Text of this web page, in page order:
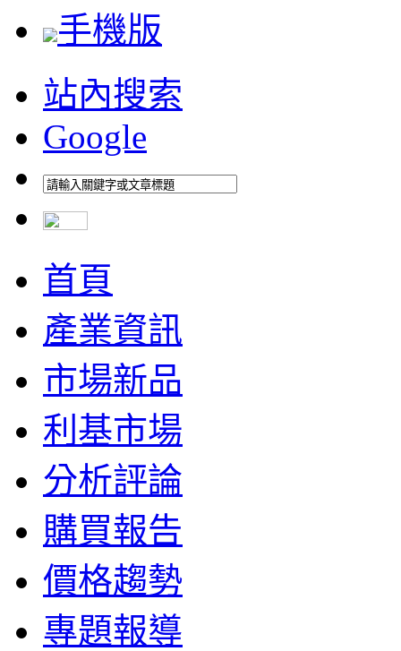
手機版
站內搜索
Google
首頁
產業資訊
市場新品
利基市場
分析評論
購買報告
價格趨勢
專題報導